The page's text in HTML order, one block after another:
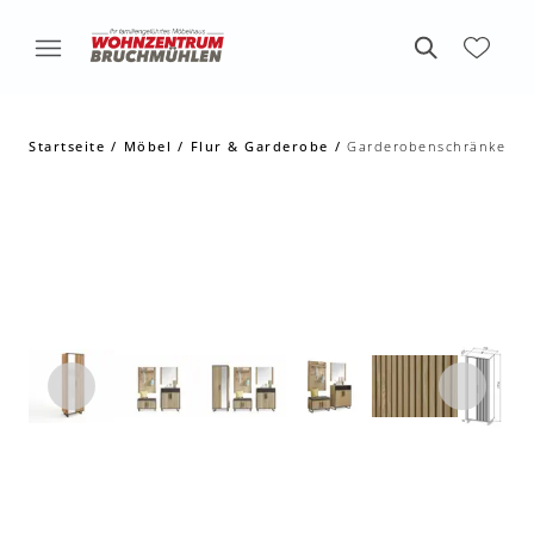
Startseite Möbel Flur & Garderobe Garderobenschränke